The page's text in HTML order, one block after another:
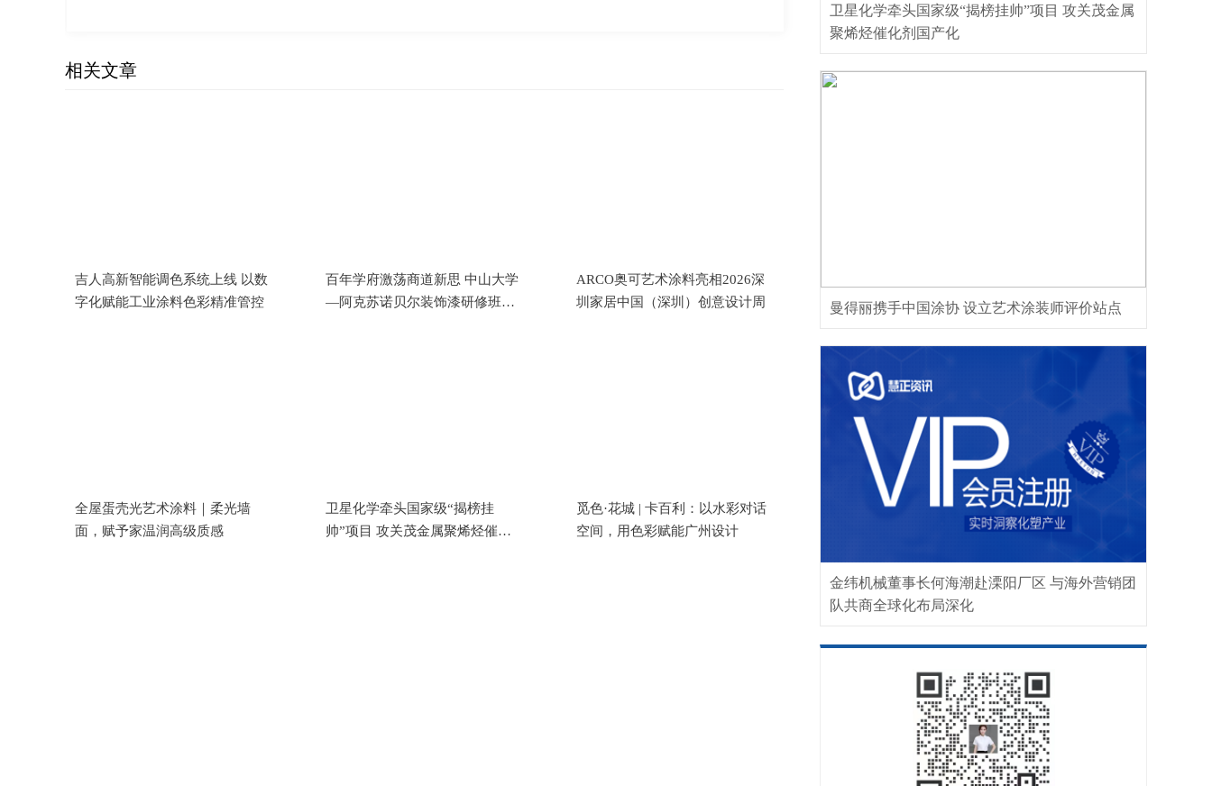
相关文章
吉人高新智能调色系统上线 以数
字化赋能工业涂料色彩精准管控
百年学府激荡商道新思 中山大学
—阿克苏诺贝尔装饰漆研修班成
ARCO奥可艺术涂料亮相2026深
圳家居中国（深圳）创意设计周
全屋蛋壳光艺术涂料｜柔光墙
面，赋予家温润高级质感
卫星化学牵头国家级“揭榜挂
帅”项目 攻关茂金属聚烯烃催化
觅色·花城 | 卡百利：以水彩对话
空间，用色彩赋能广州设计
卫星化学牵头国家级“揭榜挂帅”项目 攻关茂金属
聚烯烃催化剂国产化
曼得丽携手中国涂协 设立艺术涂装师评价站点
金纬机械董事长何海潮赴溧阳厂区 与海外营销团
队共商全球化布局深化